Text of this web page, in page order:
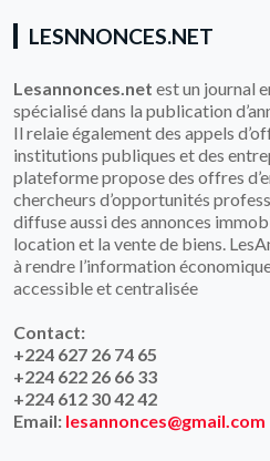
LESNNONCES.NET
Lesannonces.net est un journal
spécialisé dans la publication
Il relaie également des appels
institutions publiques et des
plateforme propose des offres
chercheurs d’opportunités
diffuse aussi des annonces
location et la vente de biens.
à rendre l’information
accessible et centralisée
Contact:
+224 627 26 74 65
+224 622 26 66 33
+224 612 30 42 42
Email: lesannonces@gmail.com